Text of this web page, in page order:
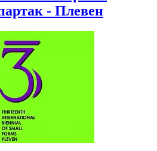
- Плевен